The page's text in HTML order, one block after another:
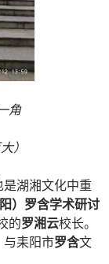
角
）
湖湘文化中重
）罗含学术研讨
的罗湘云校长。
与耒阳市罗含文